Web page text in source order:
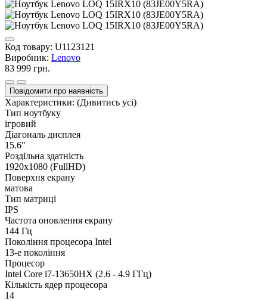
Код товару: U1123121
Виробник: Lenovo
83 999 грн.
Повідомити про наявність
Характеристики: (Дивитись усі)
Тип ноутбуку
ігровий
Діагональ дисплея
15.6"
Роздільна здатність
1920х1080 (FullHD)
Поверхня екрану
матова
Тип матриці
IPS
Частота оновлення екрану
144 Гц
Покоління процесора Intel
13-е покоління
Процесор
Intel Core i7-13650HX (2.6 - 4.9 ГГц)
Кількість ядер процесора
14